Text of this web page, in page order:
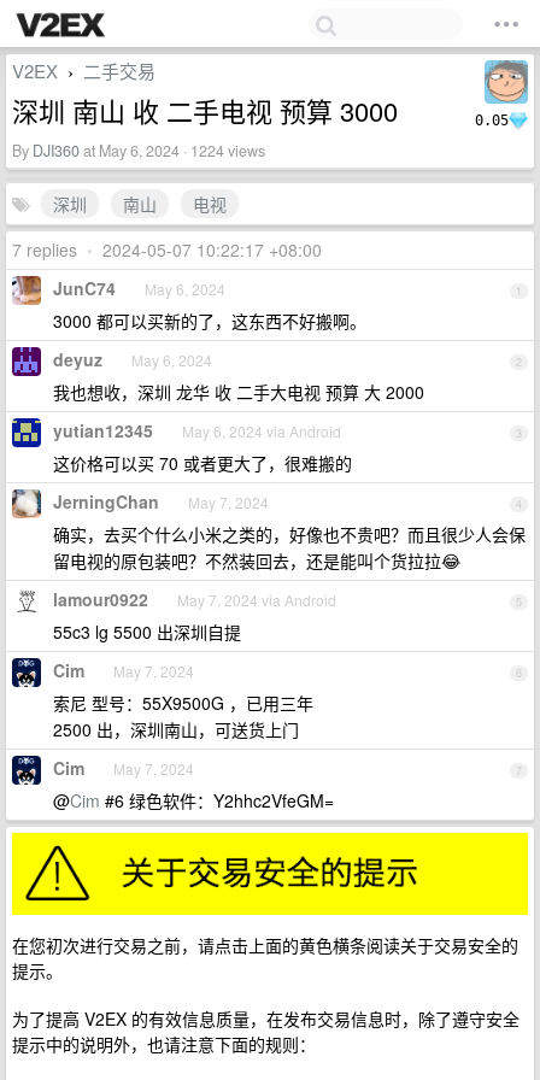
0.05
V2EX › 二手交易
深圳 南山 收 二手电视 预算 3000
By DJI360at May 6, 2024 · 1224 views
深圳 南山
电视
7 replies • 2024-05-07 10:22:17 +08:00
1
JunC74 May 6, 2024
3000 都可以买新的了，这东西不好搬啊。
2
deyuz May 6, 2024
我也想收，深圳 龙华 收 二手大电视 预算 大 2000
3
yutian12345 May 6, 2024 via Android
这价格可以买 70 或者更大了，很难搬的
4
JerningChan May 7, 2024
确实，去买个什么小米之类的，好像也不贵吧？而且很少人会保
留电视的原包装吧？不然装回去，还是能叫个货拉拉😂
5
lamour0922 May 7, 2024 via Android
55c3 lg 5500 出深圳自提
6
Cim May 7, 2024
索尼 型号：55X9500G ，已用三年
2500 出，深圳南山，可送货上门
7
Cim May 7, 2024
@Cim #6 绿色软件：Y2hhc2VfeGM=
在您初次进行交易之前，请点击上面的黄色横条阅读关于交易安全的
提示。
为了提高 V2EX 的有效信息质量，在发布交易信息时，除了遵守安全
提示中的说明外，也请注意下面的规则：